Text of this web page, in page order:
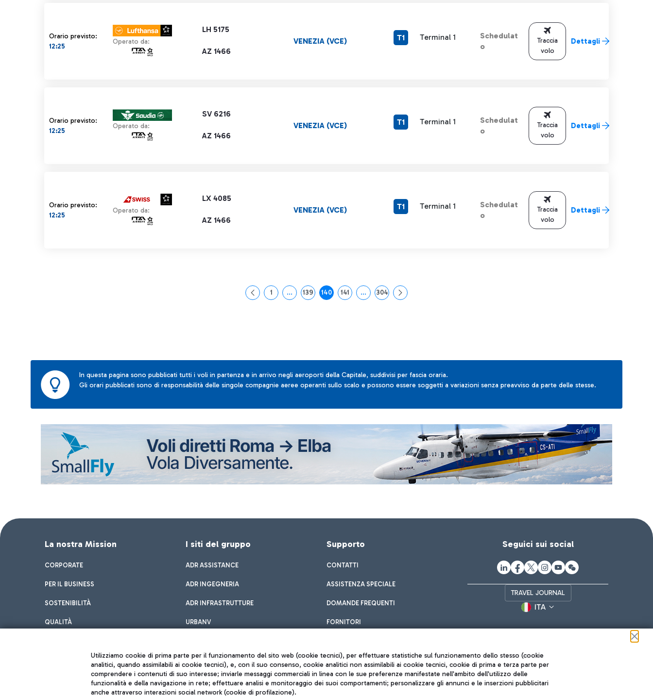
Orario previsto:
12:25
LH 5175
Operato da:
AZ 1466
VENEZIA (VCE) T1 Terminal 1
Schedulat
o
Traccia
volo
Dettagli
Orario previsto:
12:25
SV 6216
Operato da:
AZ 1466
VENEZIA (VCE) T1 Terminal 1
Schedulat
o
Traccia
volo
Dettagli
Orario previsto:
12:25
LX 4085
Operato da:
AZ 1466
VENEZIA (VCE) T1 Terminal 1
Schedulat
o
Traccia
volo
Dettagli
Pagina
1 ...Pagine intermedie Use TAB to navigate.
Pagina
139 Pagina
140 Pagina
141 ...Pagine intermedie Use TAB to navigate.
Pagina
304
In questa pagina sono pubblicati tutti i voli in partenza e in arrivo negli aeroporti della Capitale, suddivisi per fascia oraria.
Gli orari pubblicati sono di responsabilità delle singole compagnie aeree operanti sullo scalo e possono essere soggetti a variazioni senza preavviso da parte delle stesse.
La nostra Mission
CORPORATE
PER IL BUSINESS
SOSTENIBILITÀ
QUALITÀ
I siti del gruppo
ADR ASSISTANCE
ADR INGEGNERIA
ADR INFRASTRUTTURE
URBANV
Supporto
CONTATTI
ASSISTENZA SPECIALE
DOMANDE FREQUENTI
FORNITORI
Seguici sui social
TRAVEL JOURNAL
ITA
Utilizziamo cookie di prima parte per il funzionamento del sito web (cookie tecnici), per effettuare statistiche sul funzionamento dello stesso (cookie
analitici, quando assimilabili ai cookie tecnici), e, con il suo consenso, cookie analitici non assimilabili ai cookie tecnici, cookie di prima e terza parte per
comprendere i contenuti di suo interesse; inviarle messaggi commerciali in linea con le sue preferenze manifestate nell'ambito dell'utilizzo delle
funzionalità e della navigazione in rete; effettuare analisi e monitoraggio dei suoi comportamenti; personalizzare gli annunci e le inserzioni pubblicitari
anche attraverso interazioni social network (cookie di profilazione).